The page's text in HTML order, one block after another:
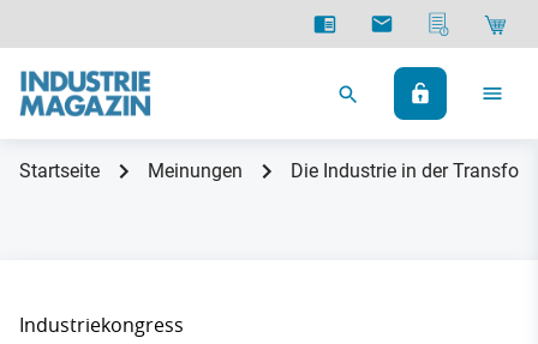
Startseite Meinungen Die Industrie in der
Industriekongress